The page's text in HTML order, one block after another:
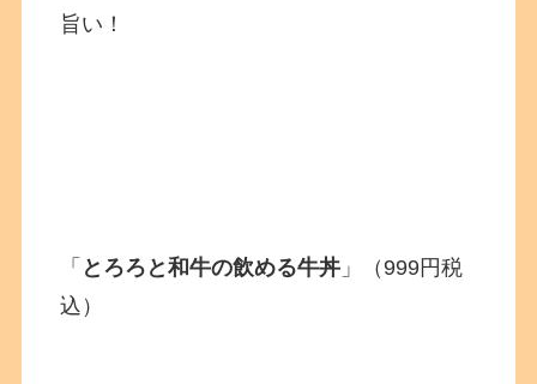
旨い！
「 とろろと和牛の飲める牛丼 」（999円税
込）